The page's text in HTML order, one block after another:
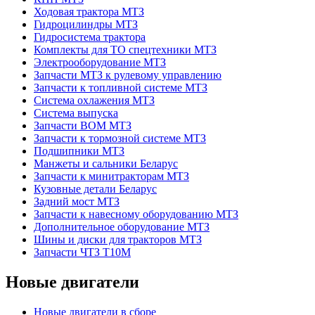
Ходовая трактора МТЗ
Гидроцилиндры МТЗ
Гидросистема трактора
Комплекты для ТО спецтехники МТЗ
Электрооборудование МТЗ
Запчасти МТЗ к рулевому управлению
Запчасти к топливной системе МТЗ
Система охлажения МТЗ
Система выпуска
Запчасти ВОМ МТЗ
Запчасти к тормозной системе МТЗ
Подшипники МТЗ
Манжеты и сальники Беларус
Запчасти к минитракторам МТЗ
Кузовные детали Беларус
Задний мост МТЗ
Запчасти к навесному оборудованию МТЗ
Дополнительное оборудование МТЗ
Шины и диски для тракторов МТЗ
Запчасти ЧТЗ Т10М
Новые двигатели
Новые двигатели в сборе